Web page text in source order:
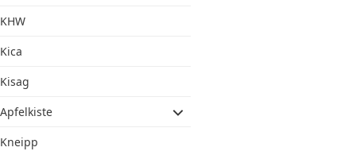
KHW
Kica
Kisag
Apfelkiste
Kneipp